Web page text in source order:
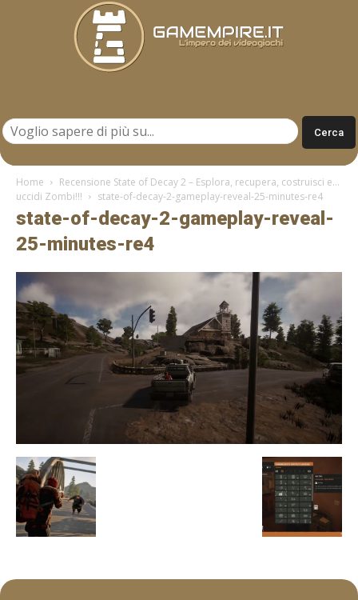
Home
Recensione State of Decay 2 – Esplora, recupera, costruisci e…
uccidi Zombi!!!
state-of-decay-2-gameplay-reveal-25-minutes-re4
state-of-decay-2-gameplay-reveal-
25-minutes-re4